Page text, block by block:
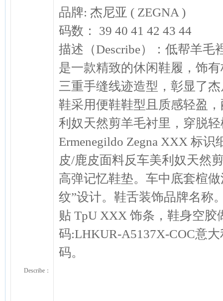
Describe：
品牌: 杰尼亚 ( ZEGNA )
码数： 39 40 41 42 43 44
描述（Describe）：低帮羊毛
是一款精致的休闲鞋履，饰
三重手缝线迹造型，彰显了
鞋采用便鞋鞋型且质感轻盈
利奴天然剪羊毛衬里，穿脱
Ermenegildo Zegna XXX 标
皮/鹿皮面料反车美利奴天然
高弹记忆鞋垫。车中底套楦
纹”设计。鞋舌装饰品牌名称
贴 TpU XXX 饰条，鞋身空
码:LHKUR-A5137X-COC意
码。